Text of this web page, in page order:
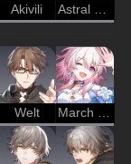
Akivili Astral Express - Pionnier
Welt March 7th